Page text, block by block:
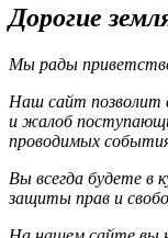
Дорогие
Мы рады
Наш сайт позволит
и жалоб
проводимых
Вы всегда будете в
защиты прав и